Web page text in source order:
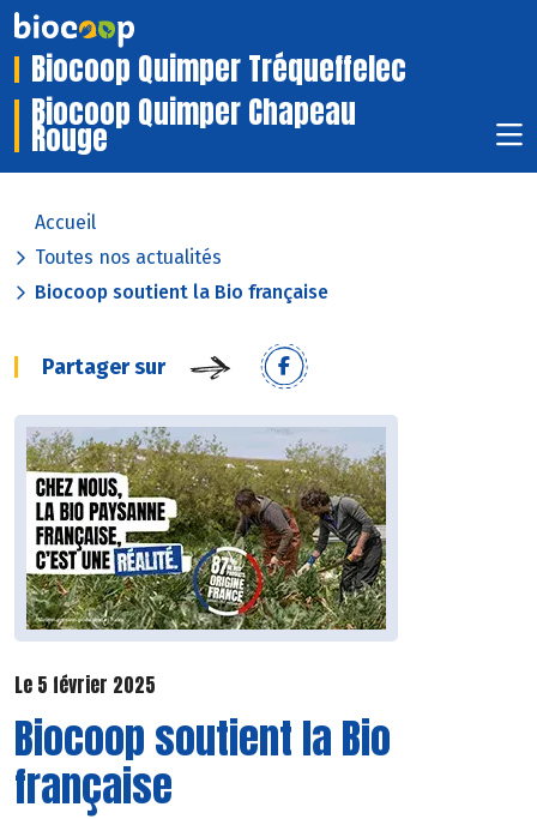
Biocoop Quimper Tréqueffelec
Biocoop Quimper Chapeau
Rouge
Accueil
Toutes nos actualités
Biocoop soutient la Bio française
Partager sur
Le 5 février 2025
Biocoop soutient la Bio
française